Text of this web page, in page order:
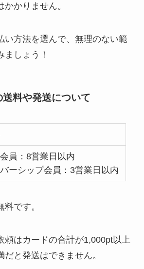
かりません。
い方法を選んで、無理のない範
ましょう！
料や発送について
員：8営業日以内
ーシップ会員：3営業日以内
です。
頼はカードの合計が1,000pt以上
と発送はできません。